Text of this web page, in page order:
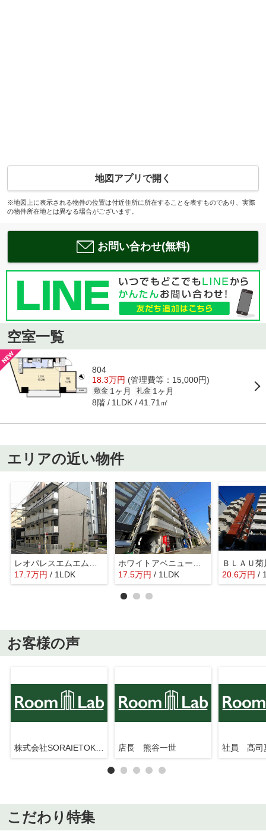
地図アプリで開く
※地図上に表示される物件の位置は付近住所に所在することを表すものであり、実際
の物件所在地とは異なる場合がございます。
お問い合わせ(無料)
空室一覧
804
18.3万円 (管理費等：15,000円)
敷金 1ヶ月 礼金 1ヶ月
8階 1LDK 41.71㎡
エリアの近い物件
17.7万円 / 1LDK
17.5万円 / 1LDK
ＢＬＡＵ菊
20.6万円 /
お客様の声
株式会社SORAIETOKYO押上駅前店 店長 熊谷一世 社員 髙司
こだわり特集